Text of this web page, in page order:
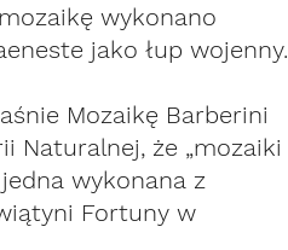
wykonano
jako łup wojenny.
Mozaikę Barberini
Naturalnej, że „mozaiki
wykonana z
Fortuny w